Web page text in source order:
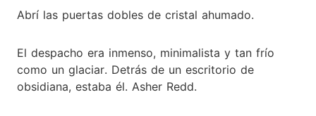
Abrí las puertas dobles de cristal ahumado.
El despacho era inmenso, minimalista y tan frío
como un glaciar. Detrás de un escritorio de
obsidiana, estaba él. Asher Redd.